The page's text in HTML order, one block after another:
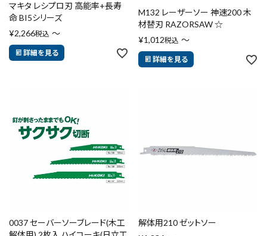
マキタ レシプロ刃 高能率+長寿
命 BI5シリーズ
¥2,266税込 〜
詳細を見る
M132 レーザーソー 神速200 木
材替刃 RAZORSAW ☆
¥1,012税込 〜
詳細を見る
0037 セーバーソーブレード(木工
解体用210 ゼットソー